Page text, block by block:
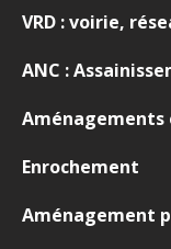
VRD : voirie,
ANC :
Enrochement
Aménagement